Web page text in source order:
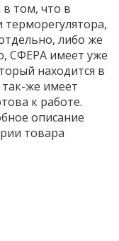
том, что в
либо же
СФЕРА имеет уже
находится в
же имеет
к работе.
описание
товара